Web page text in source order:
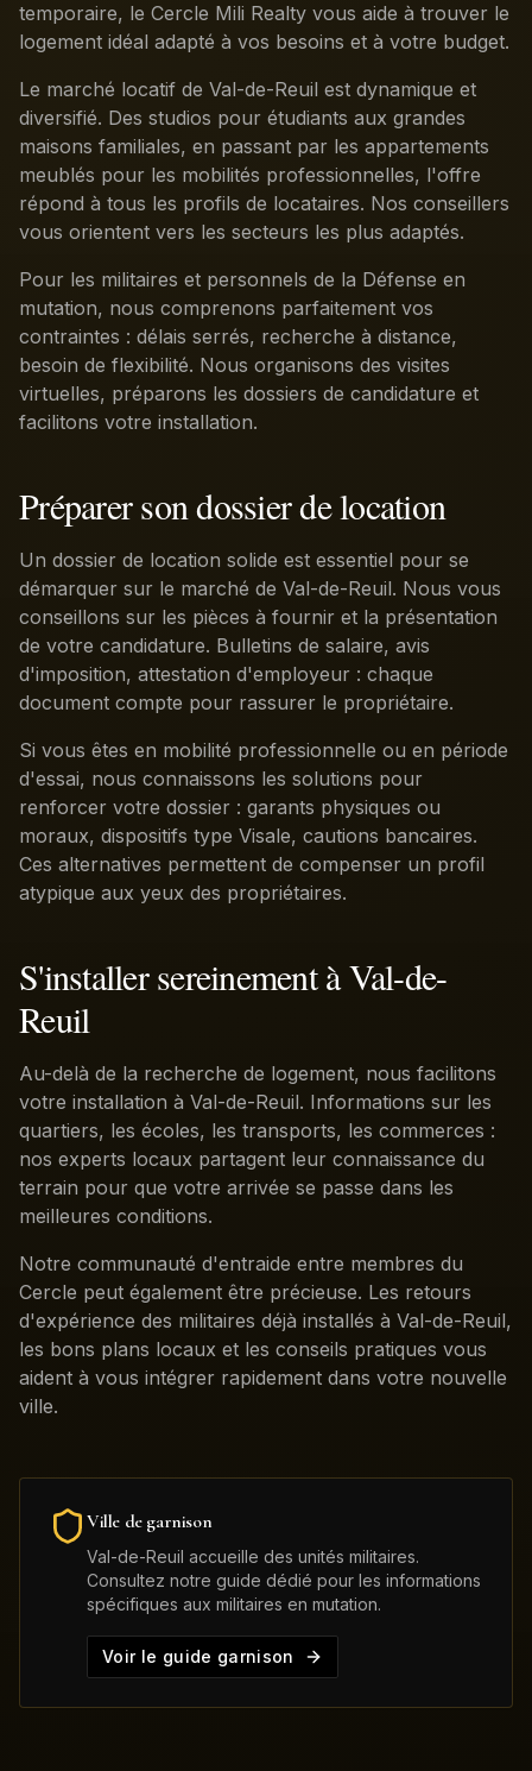
temporaire, le Cercle Mili Realty vous aide à trouver le
logement idéal adapté à vos besoins et à votre budget.
Le marché locatif de Val-de-Reuil est dynamique et
diversifié. Des studios pour étudiants aux grandes
maisons familiales, en passant par les appartements
meublés pour les mobilités professionnelles, l'offre
répond à tous les profils de locataires. Nos conseillers
vous orientent vers les secteurs les plus adaptés.
Pour les militaires et personnels de la Défense en
mutation, nous comprenons parfaitement vos
contraintes : délais serrés, recherche à distance,
besoin de flexibilité. Nous organisons des visites
virtuelles, préparons les dossiers de candidature et
facilitons votre installation.
Préparer son dossier de location
Un dossier de location solide est essentiel pour se
démarquer sur le marché de Val-de-Reuil. Nous vous
conseillons sur les pièces à fournir et la présentation
de votre candidature. Bulletins de salaire, avis
d'imposition, attestation d'employeur : chaque
document compte pour rassurer le propriétaire.
Si vous êtes en mobilité professionnelle ou en période
d'essai, nous connaissons les solutions pour
renforcer votre dossier : garants physiques ou
moraux, dispositifs type Visale, cautions bancaires.
Ces alternatives permettent de compenser un profil
atypique aux yeux des propriétaires.
S'installer sereinement à Val-de-
Reuil
Au-delà de la recherche de logement, nous facilitons
votre installation à Val-de-Reuil. Informations sur les
quartiers, les écoles, les transports, les commerces :
nos experts locaux partagent leur connaissance du
terrain pour que votre arrivée se passe dans les
meilleures conditions.
Notre communauté d'entraide entre membres du
Cercle peut également être précieuse. Les retours
d'expérience des militaires déjà installés à Val-de-Reuil,
les bons plans locaux et les conseils pratiques vous
aident à vous intégrer rapidement dans votre nouvelle
ville.
Ville de garnison
Val-de-Reuil accueille des unités militaires.
Consultez notre guide dédié pour les informations
spécifiques aux militaires en mutation.
Voir le guide garnison